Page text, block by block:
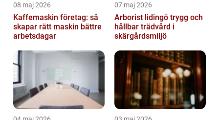
08 maj 2026
Kaffemaskin företag: så
skapar rätt maskin bättre
arbetsdagar
07 maj 2026
Arborist lidingö trygg och
hållbar trädvård i
skärgårdsmiljö